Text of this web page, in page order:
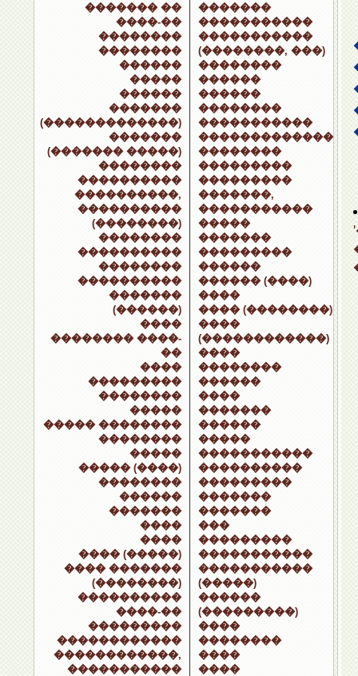
������� ��
����-��
��������
��������
������
�����
������
�������
(�������������)
�������
(������� �����)
��������
����������
����������,
����������
(��������)
��������
����������
��������
����������
�������
(������)
����
�������� ����-
��
����
���������
��������
�����
����� ��������
��������
�����
����� (����)
��������
������
�������
����
����
���� (�����)
���� �������
(��������)
����������
����-��
���������
������������
������������,
�����������
�������
�����������
�����������
(��������, ���)
��������
������
������
��������
�����������
�������������
��������
���������
���������
�������,
�����������
�����
�������
���������
������
������ (����)
����
���� (��������)
����
(������������)
����
��������
������
����
�������
������
�����
�����������
����������
���������
�������
�������
���
���������
�����������
�����������
(�����)
������
(���������)
����
��������
����
����